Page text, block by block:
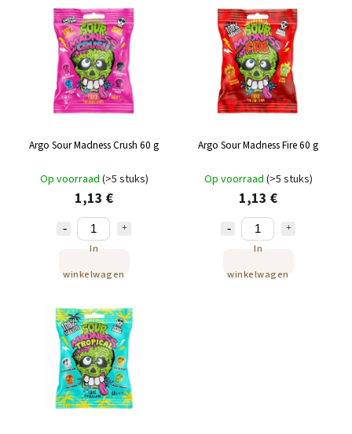
Duurste
Bestsellers
Alfabetisch
Argo Sour Madness Crush 60 g
Op voorraad (>5 stuks)
1,13 €
In
winkelwagen
Argo Sour Madness Fire 60 g
Op voorraad (>5 stuks)
1,13 €
In
winkelwagen